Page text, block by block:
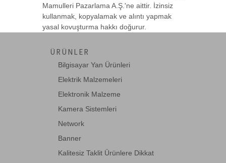
Mamulleri Pazarlama A.Ş.'ne aittir. İzinsiz
kullanmak, kopyalamak ve alıntı yapmak
yasal kovuşturma hakkı doğurur.
ÜRÜNLER
Bilgisayar Yan Ürünleri
Elektrik Malzemeleri
Elektronik Malzeme
Kamera Sistemleri
Network
Banner
Kalitesiz Taklit Ürünlere Dikkat